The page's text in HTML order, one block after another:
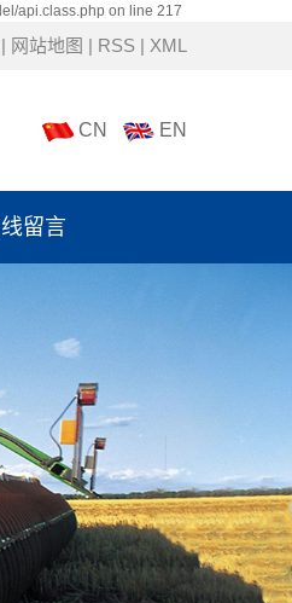
api.class.php on line 217
| 网站地图 | RSS | XML
CN EN
留言